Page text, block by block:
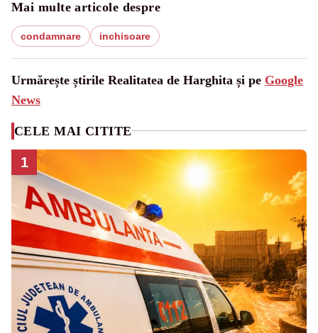
Mai multe articole despre
condamnare inchisoare
Urmărește știrile Realitatea de Harghita și pe Google
News
CELE MAI CITITE
1